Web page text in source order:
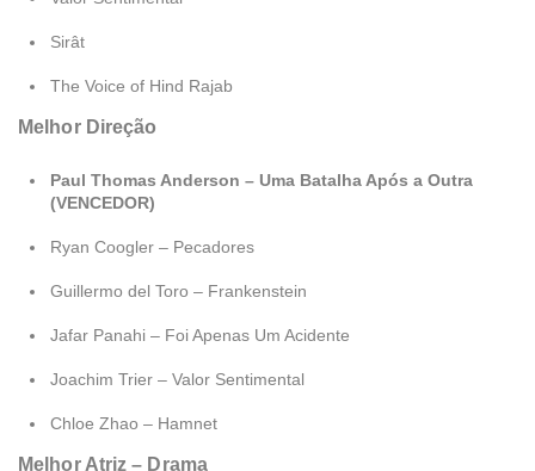
Sirât
The Voice of Hind Rajab
Melhor Direção
Paul Thomas Anderson – Uma Batalha Após a Outra
(VENCEDOR)
Ryan Coogler – Pecadores
Guillermo del Toro – Frankenstein
Jafar Panahi – Foi Apenas Um Acidente
Joachim Trier – Valor Sentimental
Chloe Zhao – Hamnet
Melhor Atriz – Drama